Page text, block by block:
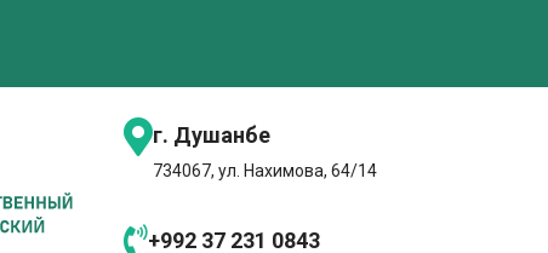
г. Душанбе
734067, ул. Нахимова, 64/14
+992 37 231 0843